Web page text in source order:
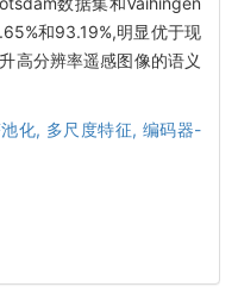
和93.19%,明显优于现
高分辨率遥感图像的语义
化, 多尺度特征, 编码器-